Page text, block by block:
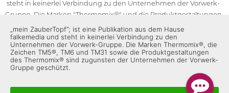
steht in keinerlei Verbindung zu den Unternehmen der Vorwerk-
Gruppe. Die Marken "Thermomix®" und die Produktgestaltungen
des "Thermomix®" sind eingetragene Marken der Unternehmen
der Vorwerk-Gruppe. Die Marken Thermomix®, die Zeichen TM5®,
TM6 und TM31 sowie die Produktgestaltungen des Thermomix®
sind zugunsten der Unternehmen der Vorwerk-Gruppe
geschützt. Für die Rezeptangaben in "ZauberTopf" ist
„mein ZauberTopf”; ist eine Publikation aus dem Hause
falkemedia und steht in keinerlei Verbindung zu den
Unternehmen der Vorwerk-Gruppe. Die Marken Thermomix®, die
Zeichen TM5®, TM6 und TM31 sowie die Produktgestaltungen
des Thermomix® sind zugunsten der Unternehmen der Vorwerk-
Gruppe geschützt.